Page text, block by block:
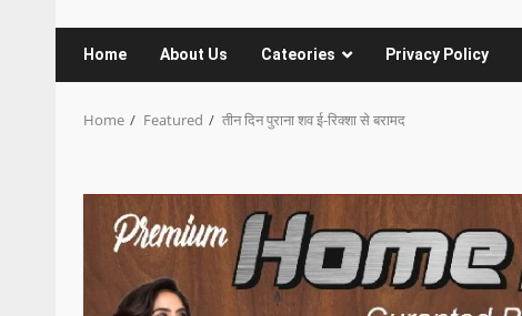
Home About Us Cateories Privacy Policy
Home Featured तीन दिन पुराना शव ई-रिक्शा से बरामद